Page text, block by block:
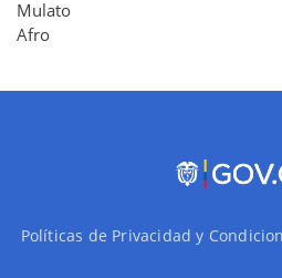
Mulato
Afro
Políticas de Privacidad y